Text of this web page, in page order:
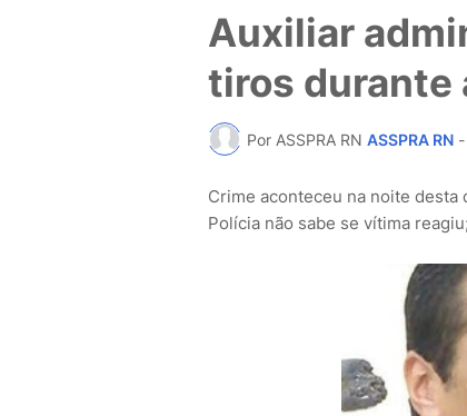
Auxiliar
tiros durante
Por ASSPRA RN ASSPRA RN -
Crime aconteceu na noite
Polícia não sabe se vítima